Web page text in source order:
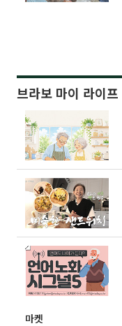
브라보 마이 라이프
마켓